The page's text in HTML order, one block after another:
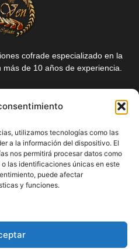
utilizamos tecnologías como las
a la información del dispositivo. El
nos permitirá procesar datos como
las identificaciones únicas en este
puede afectar
y funciones.
cofrade especializado en la
de 10 años de experiencia.
boletín
cofrade